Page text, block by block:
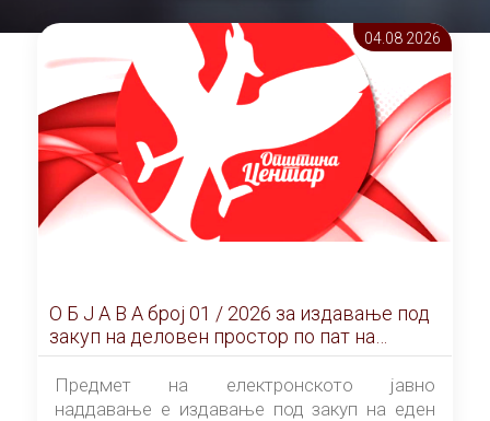
04.08 2026
О Б Ј А В А брoj 01 / 2026 за издавање под
закуп на деловен простор по пат на
ЕЛЕКТРОНСКО ЈАВНО НАДДАВАЊЕ
Предмет на електронското јавно
наддавање е издавање под закуп на еден